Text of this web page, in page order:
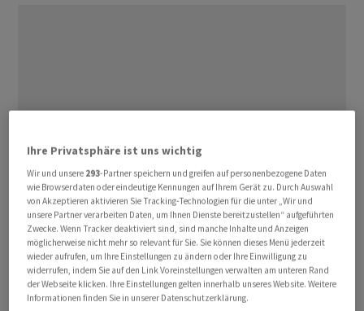
US-Präsident Joe Biden hat die Vorwahl der
Demokraten im Bundesstaat Michigan zwar klar
Ihre Privatsphäre ist uns wichtig
Wir und unsere 293-Partner speichern und greifen auf personenbezogene Daten
wie Browserdaten oder eindeutige Kennungen auf Ihrem Gerät zu. Durch Auswahl
von Akzeptieren aktivieren Sie Tracking-Technologien für die unter „Wir und
unsere Partner verarbeiten Daten, um Ihnen Dienste bereitzustellen“ aufgeführten
Zwecke. Wenn Tracker deaktiviert sind, sind manche Inhalte und Anzeigen
möglicherweise nicht mehr so relevant für Sie. Sie können dieses Menü jederzeit
wieder aufrufen, um Ihre Einstellungen zu ändern oder Ihre Einwilligung zu
widerrufen, indem Sie auf den Link Voreinstellungen verwalten am unteren Rand
der Webseite klicken. Ihre Einstellungen gelten innerhalb unseres Website. Weitere
Informationen finden Sie in unserer Datenschutzerklärung.